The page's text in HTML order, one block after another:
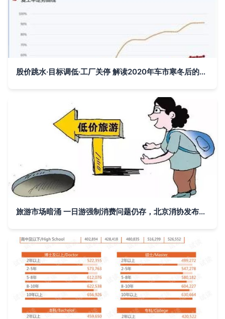
股价跳水·目标调低·工厂关停 解读2020年车市寒冬后的市场改造新方案
旅游市场暗涌 一日游强制消费问题仍存，北京消协发布监测报告